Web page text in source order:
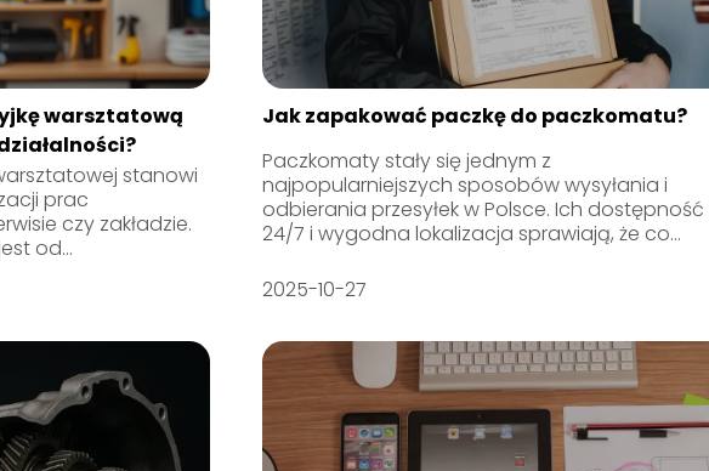
warsztatową
stanowi
prac
czy zakładzie.
od...
Jak zapakować paczkę do paczkomatu?
Paczkomaty stały się jednym z
najpopularniejszych sposobów wysyłania i
odbierania przesyłek w Polsce. Ich dostępność
24/7 i wygodna lokalizacja sprawiają, że co...
2025-10-27